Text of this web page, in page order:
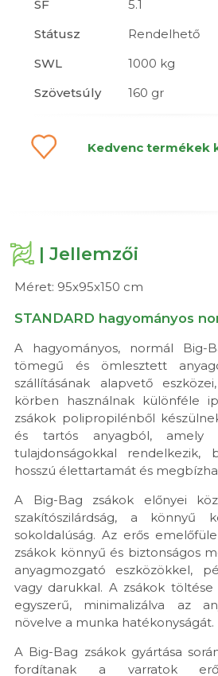
SF
5.1
Státusz
Rendelhető
SWL
1000 kg
Szövetsúly
160 gr
Kedvenc termékek
| Jellemzői
Méret: 95x95x150 cm
STANDARD hagyományos
A hagyományos, normál Big-
tömegű és ömlesztett
szállításának alapvető
körben használnak különféle
zsákok polipropilénből
és tartós anyagból, amely
tulajdonságokkal rendelkezik,
hosszú élettartamát és
A Big-Bag zsákok előnyei
szakítószilárdság, a könnyű
sokoldalúság. Az erős
zsákok könnyű és biztonságos
anyagmozgató eszközökkel,
vagy darukkal. A zsákok
egyszerű, minimalizálva az
növelve a munka hatékonyságát.
A Big-Bag zsákok gyártása
fordítanak a varratok